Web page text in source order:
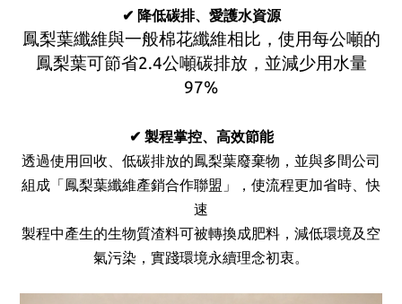
✔ 降低碳排、愛護水資源
鳳梨葉纖維與一般棉花纖維相比，使用每公噸的
鳳梨葉可節省2.4公噸碳排放，並減少用水量
97%
✔ 製程掌控、高效節能
透過使用回收、低碳排放的鳳梨葉廢棄物，並與多間公司
組成「鳳梨葉纖維產銷合作聯盟」，使流程更加省時、快
速
製程中產生的生物質渣料可被轉換成肥料，減低環境及空
氣污染，實踐環境永續理念初衷。